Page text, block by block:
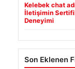
Kelebek chat
İletişimin
Deneyimi
Son Eklenen